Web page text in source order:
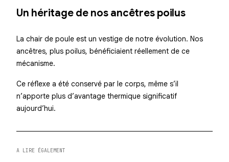
Un héritage de nos ancêtres poilus
La chair de poule est un vestige de notre évolution. Nos
ancêtres, plus poilus, bénéficiaient réellement de ce
mécanisme.
Ce réflexe a été conservé par le corps, même s’il
n’apporte plus d’avantage thermique significatif
aujourd’hui.
A LIRE ÉGALEMENT